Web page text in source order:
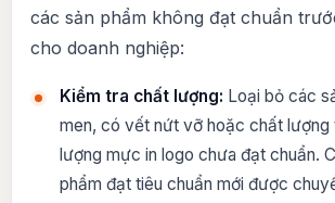
các sản phẩm không đạt chuẩn
cho doanh nghiệp:
Kiểm tra chất lượng: Loại bỏ các
men, có vết nứt vỡ hoặc chất lượng
lượng mực in logo chưa đạt chuẩn.
phẩm đạt tiêu chuẩn mới được